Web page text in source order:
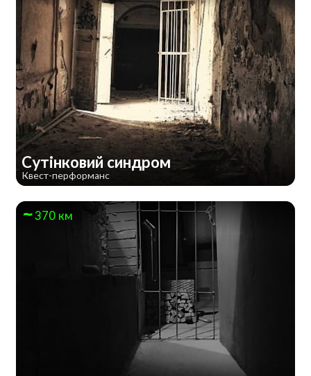
Сутінковий синдром
Квест-перформанс
370 км